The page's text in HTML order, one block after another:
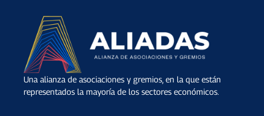
Una alianza de asociaciones y gremios, en la que están
representados la mayoría de los sectores económicos.